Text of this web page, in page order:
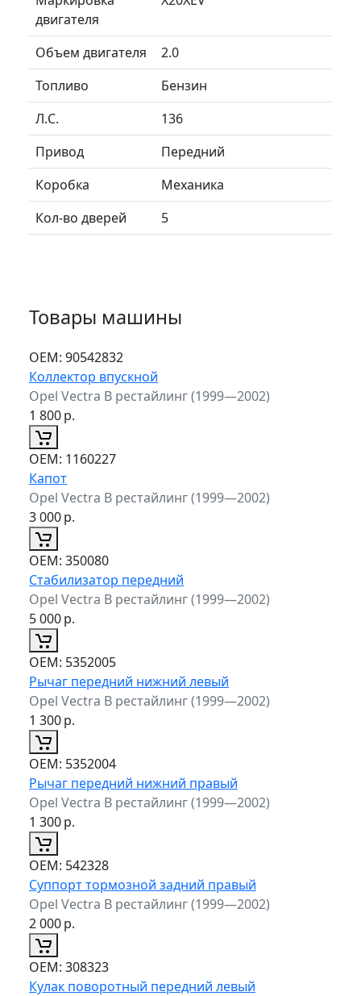
двигателя
Объем двигателя
2.0
Топливо
Бензин
Л.C.
136
Привод
Передний
Коробка
Механика
Кол-во дверей
5
Товары машины
ОЕМ: 90542832
Коллектор впускной
Opel Vectra B рестайлинг (1999—2002)
1 800р.
ОЕМ: 1160227
Капот
Opel Vectra B рестайлинг (1999—2002)
3 000р.
ОЕМ: 350080
Стабилизатор передний
Opel Vectra B рестайлинг (1999—2002)
5 000р.
ОЕМ: 5352005
Рычаг передний нижний левый
Opel Vectra B рестайлинг (1999—2002)
1 300р.
ОЕМ: 5352004
Рычаг передний нижний правый
Opel Vectra B рестайлинг (1999—2002)
1 300р.
ОЕМ: 542328
Суппорт тормозной задний правый
Opel Vectra B рестайлинг (1999—2002)
2 000р.
ОЕМ: 308323
Кулак поворотный передний левый